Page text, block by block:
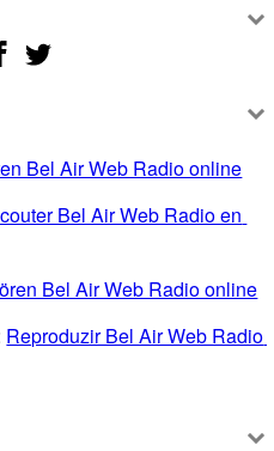
Bel Air Web Radio online
Bel Air Web Radio en
Bel Air Web Radio online
Reproduzir Bel Air Web Radio